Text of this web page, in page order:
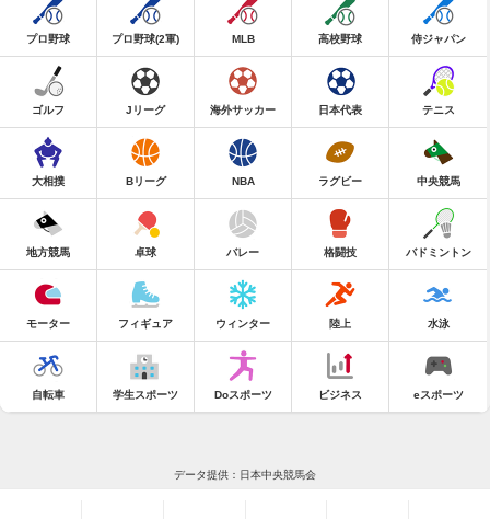
プロ野球 プロ野球(2軍) MLB 高校野球 侍ジャパン
ゴルフ Jリーグ 海外サッカー 日本代表 テニス
大相撲 Bリーグ NBA ラグビー 中央競馬
地方競馬 卓球 バレー 格闘技 バドミントン
モーター フィギュア ウィンター 陸上 水泳
自転車 学生スポーツ Doスポーツ ビジネス eスポーツ
データ提供：日本中央競馬会